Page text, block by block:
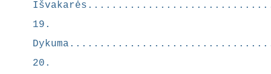
„didžiausia
s senų
tiesų
inkas“,
19.
20.